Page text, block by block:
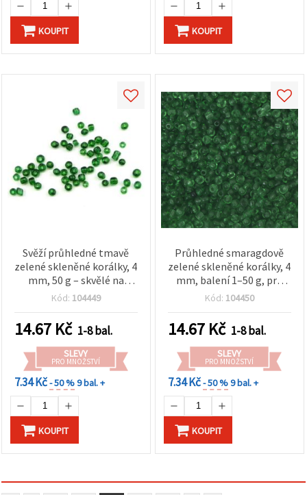
KOUPIT KOUPIT
Svěží průhledné tmavě
zelené skleněné korálky, 4
mm, 50 g – skvělé na
handmade šperky,
vzory a jedinečné DIY
tvoření
Kód: 104449
14.67 Kč 1-8 bal.
SLEVY
PRO MNOŽSTVÍ
7.34 Kč- 50 %9 bal. +
KOUPIT
Průhledné smaragdově
zelené skleněné korálky, 4
mm, balení 1–50 g, pro
výrobu bižuterie a
Kód: 104450
14.67 Kč 1-8 bal.
SLEVY
PRO MNOŽSTVÍ
7.34 Kč- 50 %9 bal. +
KOUPIT